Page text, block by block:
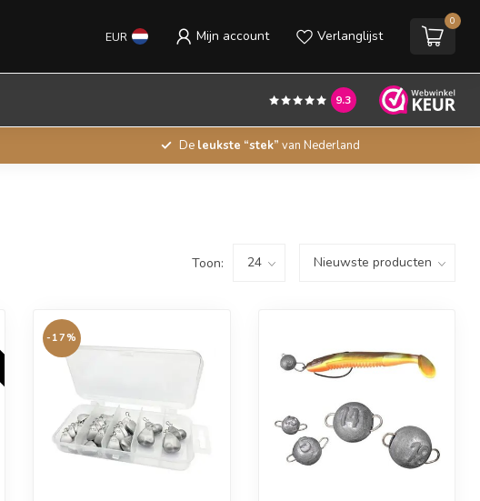
EUR Mijn account Verlanglijst
0
9.3
Deleukste “stek” van Nederland
Toon:
-17%